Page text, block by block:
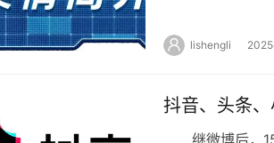
lishengli 2025
抖音、头条